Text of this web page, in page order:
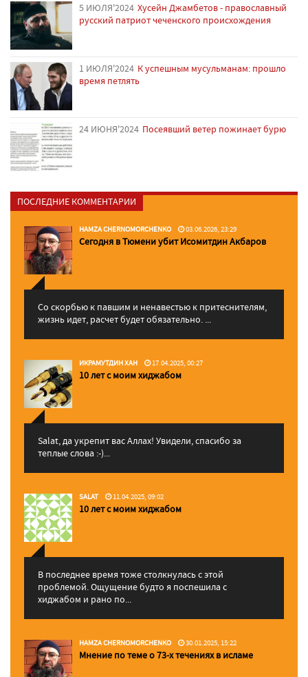
5 ИЮЛЯ'2024 Хусейн Джамбетов - православный
русский патриот чеченского происхождения
1 ИЮЛЯ'2024 К успешным мусульманам: прошло
время петлять
24 ИЮНЯ'2024 Посеявший ветер пожинает бурю
ПОСЛЕДНИЕ КОММЕНТАРИИ
HAMZA CHERNOMORCHENKO 03.06.2026, 23:29
Сегодня в Тюмени убит Исомитдин Акбаров
Со скорбью к павшим и ненавестью к притеснителям,
жизнь идет, расчет будет обязательно. ...
ИКРАМУТДИН ХАН 17.04.2025, 00:27
10 лет с моим хиджабом
Salat, да укрепит вас Аллаx! Увидели, спасибо за
теплые слова :-)...
SALAT 11.04.2025, 09:02
10 лет с моим хиджабом
В последнее время тоже столкнулась с этой
проблемой. Ощущение будто я поспешила с
хиджабом и рано по...
HAMZA CHERNOMORCHENKO 30.01.2025, 15:22
Мнение по теме о 73-х течениях в исламе